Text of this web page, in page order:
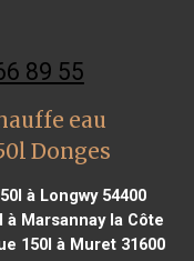
89 55
eau
Donges
à Longwy 54400
Marsannay la Côte
150l à Muret 31600